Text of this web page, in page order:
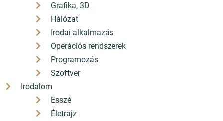
Grafika, 3D
Hálózat
Irodai alkalmazás
Operációs rendszerek
Programozás
Szoftver
Irodalom
Esszé
Életrajz